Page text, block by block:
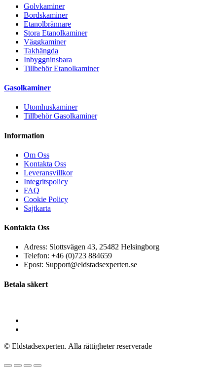
Golvkaminer
Bordskaminer
Etanolbrännare
Stora Etanolkaminer
Väggkaminer
Takhängda
Inbyggninsbara
Tillbehör Etanolkaminer
Gasolkaminer
Utomhuskaminer
Tillbehör Gasolkaminer
Information
Om Oss
Kontakta Oss
Leveransvillkor
Integritspolicy
FAQ
Cookie Policy
Sajtkarta
Kontakta Oss
Adress: Slottsvägen 43, 25482 Helsingborg
Telefon: +46 (0)723 884659
Epost: Support@eldstadsexperten.se
Betala säkert
© Eldstadsexperten. Alla rättigheter reserverade